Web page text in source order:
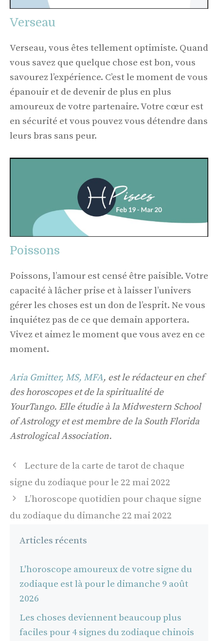
Verseau
Verseau, vous êtes tellement optimiste. Quand
vous savez que quelque chose est bon, vous
savourez l’expérience. C’est le moment de vous
épanouir et de devenir de plus en plus
amoureux de votre partenaire. Votre cœur est
en sécurité et vous pouvez vous détendre dans
leurs bras sans peur.
Poissons
Poissons, l’amour est censé être paisible. Votre
capacité à lâcher prise et à laisser l’univers
gérer les choses est un don de l’esprit. Ne vous
inquiétez pas de ce que demain apportera.
Vivez et aimez le moment que vous avez en ce
moment.
Aria Gmitter, MS, MFA, est le rédacteur en chef
des horoscopes et de la spiritualité de
YourTango. Elle étudie à la Midwestern School
of Astrology et est membre de la South Florida
Astrological Association.
Navigation
des
articles
Lecture de la carte de tarot de chaque
signe du zodiaque pour le 22 mai 2022
L’horoscope quotidien pour chaque signe
du zodiaque du dimanche 22 mai 2022
Articles récents
L'horoscope amoureux de votre signe du
zodiaque est là pour le dimanche 9 août
2026
Les choses deviennent beaucoup plus
faciles pour 4 signes du zodiaque chinois